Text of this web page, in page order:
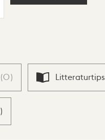
(0) Litteraturtips
)